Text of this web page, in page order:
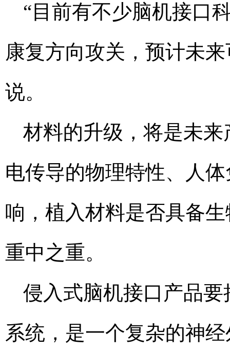
“目前有不少脑机接口
康复方向攻关，预计未
说。
材料的升级，将是未
电传导的物理特性、人
响，植入材料是否具备
重中之重。
侵入式脑机接口产品
系统，是一个复杂的神